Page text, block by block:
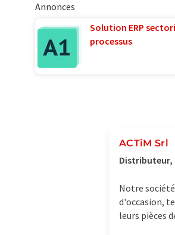
Annonces
Solution ERP
processus
ACTiM Srl
Distributeur,
Notre
d'occasion,
leurs pièces